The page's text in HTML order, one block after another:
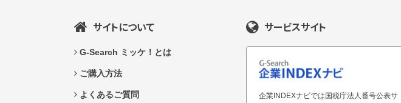
サイトについて
G-Search ミッケ！とは
ご購入方法
よくあるご質問
サービスサイト
企業INDEXナビでは国税庁法人番号公表サ